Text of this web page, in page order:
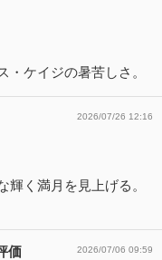
ケイジの暑苦しさ。
2026/07/26 12:16
輝く満月を見上げる。
価 2026/07/06 09:59